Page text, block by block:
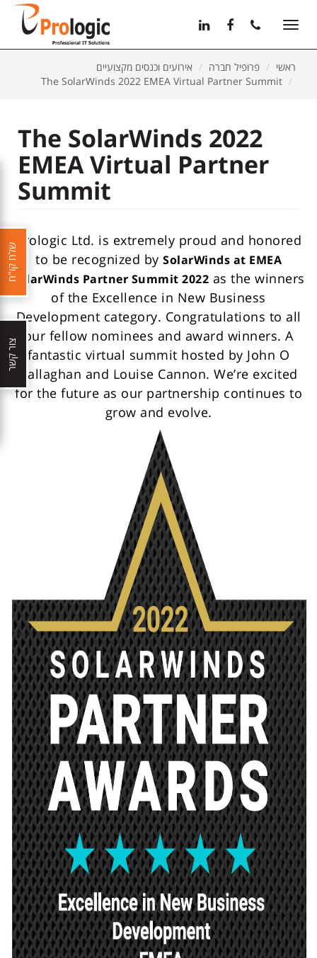
Toggle
ראשי
פרופיל חברה
אירועים וכנסים מקצועיים
The SolarWinds 2022 EMEA Virtual Partner Summit
The SolarWinds 2022
EMEA Virtual Partner
Summit
Prologic Ltd. is extremely proud and honored
to be recognized by SolarWinds at EMEA
SolarWinds Partner Summit 2022 as the winners
of the Excellence in New Business
Development category. Congratulations to all
our fellow nominees and award winners. A
fantastic virtual summit hosted by John O
Callaghan and Louise Cannon. We’re excited
for the future as our partnership continues to
grow and evolve.
שלח קו"ח
צור קשר